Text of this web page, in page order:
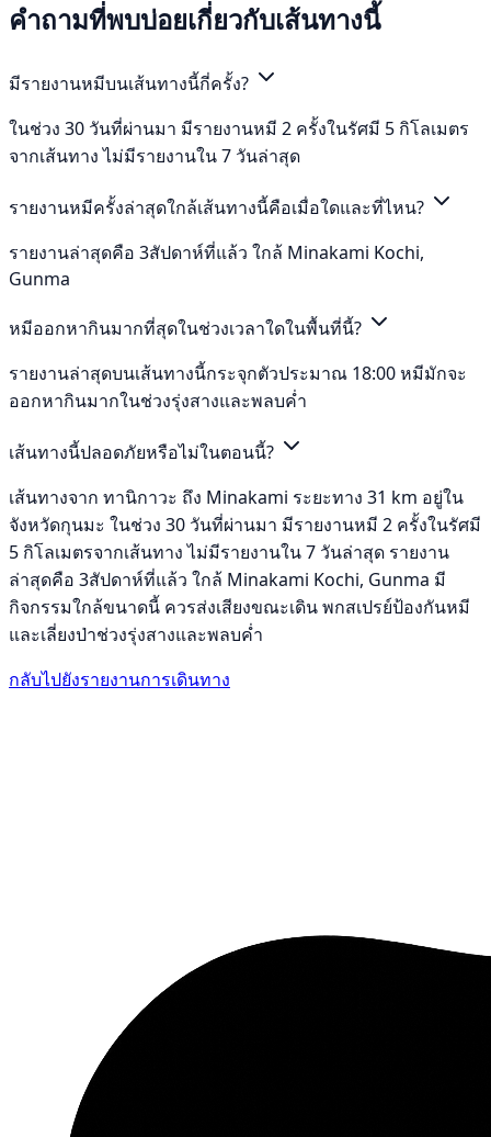
คำถามที่พบบ่อยเกี่ยวกับเส้นทางนี้
มีรายงานหมีบนเส้นทางนี้กี่ครั้ง?
ในช่วง 30 วันที่ผ่านมา มีรายงานหมี 2 ครั้งในรัศมี 5 กิโลเมตร
จากเส้นทาง ไม่มีรายงานใน 7 วันล่าสุด
รายงานหมีครั้งล่าสุดใกล้เส้นทางนี้คือเมื่อใดและที่ไหน?
รายงานล่าสุดคือ 3สัปดาห์ที่แล้ว ใกล้ Minakami Kochi,
Gunma
หมีออกหากินมากที่สุดในช่วงเวลาใดในพื้นที่นี้?
รายงานล่าสุดบนเส้นทางนี้กระจุกตัวประมาณ 18:00 หมีมักจะ
ออกหากินมากในช่วงรุ่งสางและพลบค่ำ
เส้นทางนี้ปลอดภัยหรือไม่ในตอนนี้?
เส้นทางจาก ทานิกาวะ ถึง Minakami ระยะทาง 31 km อยู่ใน
จังหวัดกุนมะ ในช่วง 30 วันที่ผ่านมา มีรายงานหมี 2 ครั้งในรัศมี
5 กิโลเมตรจากเส้นทาง ไม่มีรายงานใน 7 วันล่าสุด รายงาน
ล่าสุดคือ 3สัปดาห์ที่แล้ว ใกล้ Minakami Kochi, Gunma มี
กิจกรรมใกล้ขนาดนี้ ควรส่งเสียงขณะเดิน พกสเปรย์ป้องกันหมี
และเลี่ยงป่าช่วงรุ่งสางและพลบค่ำ
กลับไปยังรายงานการเดินทาง